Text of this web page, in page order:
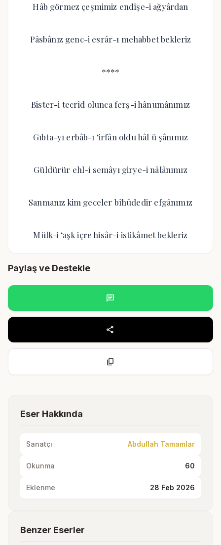
Hâb görmez çeşmimiz endîşe-i ağyârdan
Pâsbânız genc-i esrâr-ı mehabbet bekleriz
****
Bister-i tecrîd olunca ferş-i hânumânımız
Gıbta-yı erbâb-ı ‘irfân oldu hâl ü şânımız
Güldürür ehl-i semâyı girye-i nâlânımız
Sanmanız kim geceler bîhûdedir efgânımız
Mülk-i ‘aşk içre hisâr-i istikâmet bekleriz
Paylaş ve Destekle
chat
share
content_copy
Eser Hakkında
Sanatçı Abdullah Tamamlar
Okunma 60
Eklenme 28 Feb 2026
Benzer Eserler